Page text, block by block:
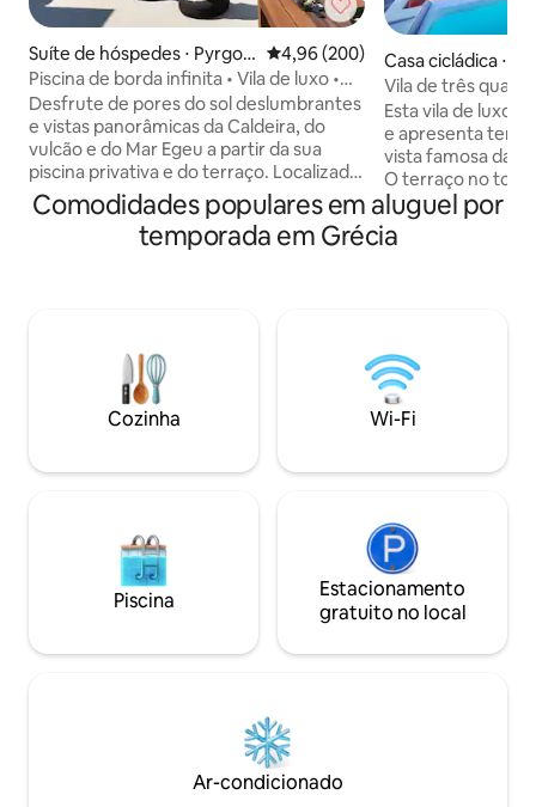
Suíte de hóspedes ⋅ Pyrgos
Kallistis
4,96 de uma avaliação média de
4,96 (200)
Piscina de borda infinita • Vila de luxo •
Vista para o mar
Desfrute de pores do sol deslumbrantes
e vistas panorâmicas da Caldeira, do
vulcão e do Mar Egeu a partir da sua
piscina privativa e do terraço. Localizada
em Pyrgos, a Vista Dall Alto combina
privacidade, conforto e fácil acesso a
todos os cantos de Santorini. A villa
de café da manhã gratuito entregue e
arrumação diária enquanto relaxa à beira
da sua piscina privativa e aprecia as
vistas do pôr do sol.
Casa cicládica ⋅
Vila de três
com vista para a
Esta vila de luxo
e apresenta
vista famosa da
O terraço no
jacuzzi aquecida
confortáveis. Há
lado da jacuzzi,
privativo. A uma
você encontrará
museus e
comida
Comodidades populares em aluguel por
temporada em Grécia
Cozinha Wi-Fi
Piscina
Estacionamento
gratuito no local
Ar-condicionado